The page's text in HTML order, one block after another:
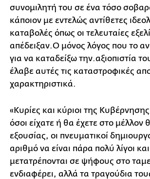
συνομιλητή του σε ένα τόσο
κάποιον με εντελώς αντίθετες
καταβολές όπως οι τελευταίες
απέδειξαν.Ο μόνος λόγος που το
για να καταδείξω την.αξιοπιστία
έλαβε αυτές τις καταστροφικές
χαρακτηριστικά.
«Κυρίες και κύριοι της
όσοι είχατε ή θα έχετε στο μέλλον
εξουσίας, οι πνευματικοί
αριθμό να είναι πάρα πολύ λίγοι
μετατρέπονται σε ψήφους στο
ενδιαφέρει, αλλά τα τραγούδια